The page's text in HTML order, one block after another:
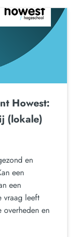
Howest:
(lokale)
en
een
een
vraag leeft
overheden en